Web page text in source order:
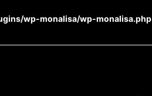
wp-monalisa/wp-monalisa.php